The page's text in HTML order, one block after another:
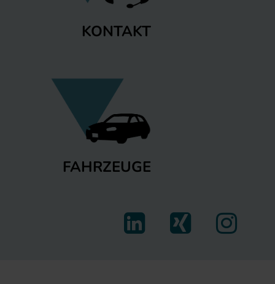
KONTAKT
FAHRZEUGE